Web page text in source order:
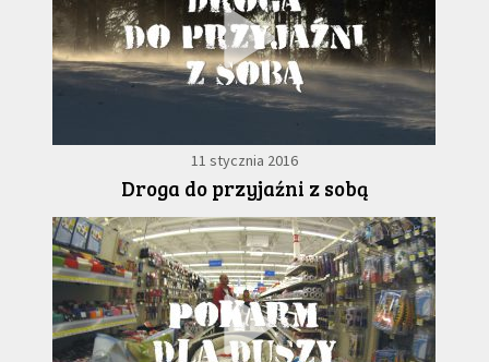
11 stycznia 2016
Droga do przyjaźni z sobą